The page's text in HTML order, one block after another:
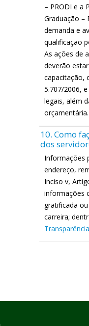
– PRODI e a
Graduação –
demanda e
qualificação
As ações de
deverão
capacitação,
5.707/2006,
legais, além
orçamentária.
10. Como
dos
Informações
endereço,
Inciso v,
informações
gratificada
carreira;
Transparência